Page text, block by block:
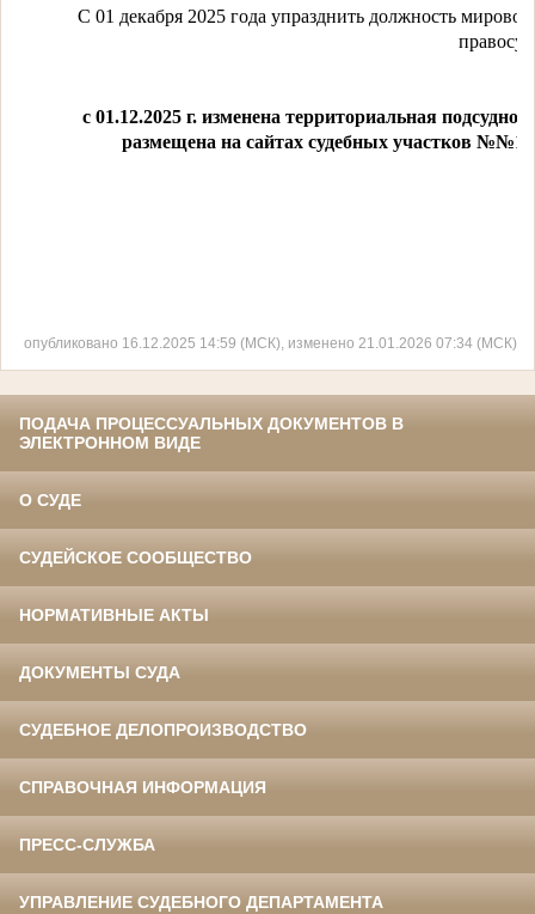
С 01 декабря 2025 года упразднить должность
с 01.12.2025 г. изменена территориальная
размещена на сайтах судебных участков №№1-
опубликовано 16.12.2025 14:59 (МСК), изменено 21.01.2026 07:34 (МСК)
ПОДАЧА ПРОЦЕССУАЛЬНЫХ ДОКУМЕНТОВ В
ЭЛЕКТРОННОМ ВИДЕ
О СУДЕ
СУДЕЙСКОЕ СООБЩЕСТВО
НОРМАТИВНЫЕ АКТЫ
ДОКУМЕНТЫ СУДА
СУДЕБНОЕ ДЕЛОПРОИЗВОДСТВО
СПРАВОЧНАЯ ИНФОРМАЦИЯ
ПРЕСС-СЛУЖБА
УПРАВЛЕНИЕ СУДЕБНОГО ДЕПАРТАМЕНТА